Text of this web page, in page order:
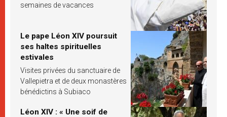
semaines de vacances
Le pape Léon XIV poursuit
ses haltes spirituelles
estivales
Visites privées du sanctuaire de
Vallepietra et de deux monastères
bénédictins à Subiaco
Léon XIV : « Une soif de